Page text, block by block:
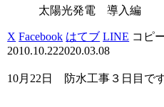
太陽光発電 導入編
X Facebook はてブ LINE コピ
2010.10.222020.03.08
10月22日 防水工事３日目です